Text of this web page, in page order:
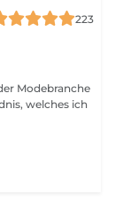
223
Modebranche
welches ich